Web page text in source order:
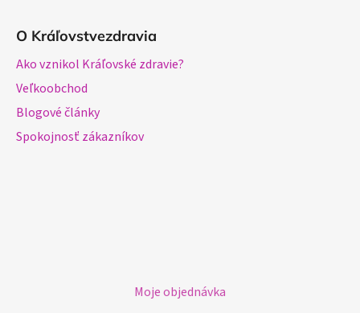
O Kráľovstvezdravia
Ako vznikol Kráľovské zdravie?
Veľkoobchod
Blogové články
Spokojnosť zákazníkov
Moje objednávka